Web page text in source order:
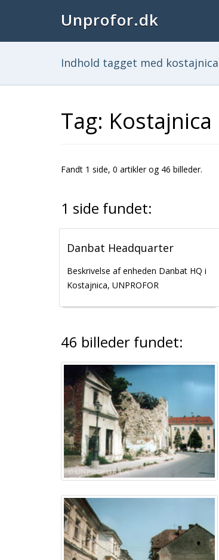
Unprofor.dk
Indhold tagget med kostajnica
Tag: Kostajnica
Fandt 1 side, 0 artikler og 46 billeder.
1 side fundet:
Danbat Headquarter
Beskrivelse af enheden Danbat HQ i
Kostajnica, UNPROFOR
46 billeder fundet: